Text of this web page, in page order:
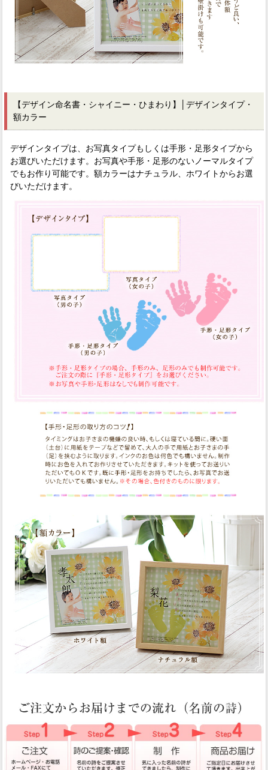
【デザイン命名書・シャイニー・ひまわり】
│デザインタイプ・
額カラー
デザインタイプは、お写真タイプもしくは手形・足形タイプから
お選びいただけます。お写真や手形・足形のないノーマルタイプ
でもお作り可能です。額カラーはナチュラル、ホワイトからお選
びいただけます。